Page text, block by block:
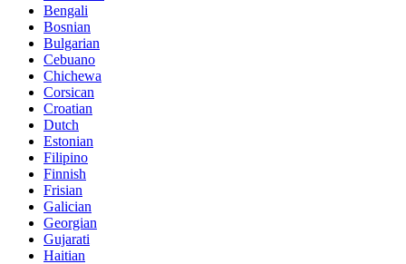
Bengali
Bosnian
Bulgarian
Cebuano
Chichewa
Corsican
Croatian
Dutch
Estonian
Filipino
Finnish
Frisian
Galician
Georgian
Gujarati
Haitian